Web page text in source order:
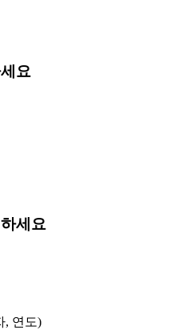
요
세요
, 연도)